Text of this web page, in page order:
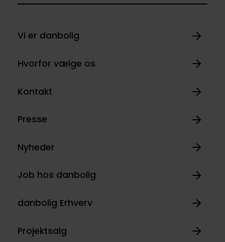
Vi er danbolig
Hvorfor vælge os
Kontakt
Presse
Nyheder
Job hos danbolig
danbolig Erhverv
Projektsalg